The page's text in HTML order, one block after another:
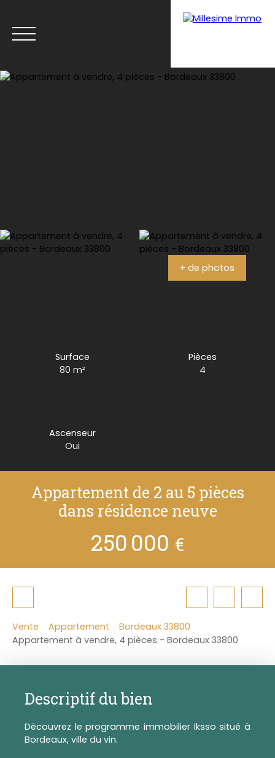
+ de photos
Surface
80m²
Pièces
4
Ascenseur
Oui
Appartement de 2 au 5 pièces
dans résidence neuve
250 000 €
Vente Appartement
Bordeaux 33800
Appartement à vendre, 4 pièces - Bordeaux 33800
Descriptif du bien
Découvrez le programme immobilier Iksso situé à
Bordeaux, ville du vin.